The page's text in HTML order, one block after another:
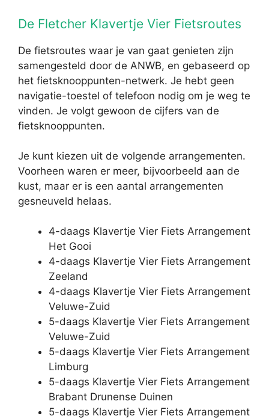
De Fletcher Klavertje Vier Fietsroutes
De fietsroutes waar je van gaat genieten zijn
samengesteld door de ANWB, en gebaseerd op
het fietsknooppunten-netwerk. Je hebt geen
navigatie-toestel of telefoon nodig om je weg te
vinden. Je volgt gewoon de cijfers van de
fietsknooppunten.
Je kunt kiezen uit de volgende arrangementen.
Voorheen waren er meer, bijvoorbeeld aan de
kust, maar er is een aantal arrangementen
gesneuveld helaas.
4-daags Klavertje Vier Fiets Arrangement
Het Gooi
4-daags Klavertje Vier Fiets Arrangement
Zeeland
4-daags Klavertje Vier Fiets Arrangement
Veluwe-Zuid
5-daags Klavertje Vier Fiets Arrangement
Veluwe-Zuid
5-daags Klavertje Vier Fiets Arrangement
Limburg
5-daags Klavertje Vier Fiets Arrangement
Brabant Drunense Duinen
5-daags Klavertje Vier Fiets Arrangement